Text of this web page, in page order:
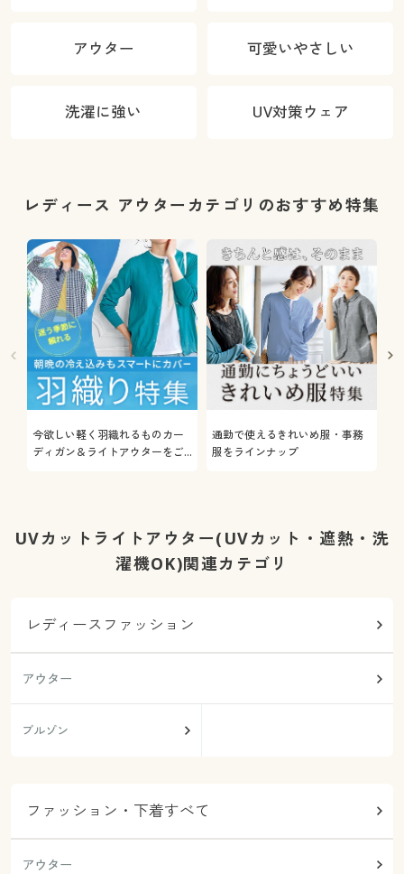
アウター 可愛いやさしい
洗濯に強い UV対策ウェア
レディース アウターカテゴリのおすすめ特集
今欲しい軽く羽織れるものカー
ディガン＆ライトアウターをご
通勤で使えるきれいめ服・事務
服をラインナップ
UVカットライトアウター(UVカット・遮熱・洗
濯機OK)関連カテゴリ
レディースファッション
アウター
ブルゾン
ファッション・下着すべて
アウター